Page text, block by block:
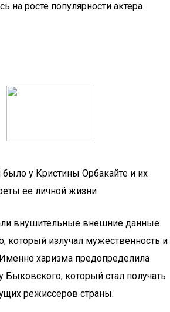
на росте популярности актера.
у Кристины Орбакайте и их
ее личной жизни
внушительные внешние данные
который излучал мужественность и
харизма предопределила
который стал получать
режиссеров страны.